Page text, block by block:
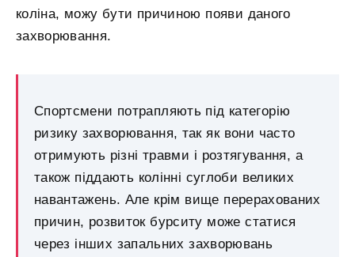
коліна, можу бути причиною появи даного
захворювання.
Спортсмени потрапляють під категорію
ризику захворювання, так як вони часто
отримують різні травми і розтягування, а
також піддають колінні суглоби великих
навантажень. Але крім вище перерахованих
причин, розвиток бурситу може статися
через інших запальних захворювань